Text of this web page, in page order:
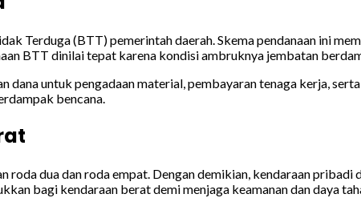
Terduga (BTT) pemerintah daerah. Skema pendanaan ini
BTT dinilai tepat karena kondisi ambruknya jembatan
untuk pengadaan material, pembayaran tenaga kerja,
bencana.
dua dan roda empat. Dengan demikian, kendaraan pribadi
bagi kendaraan berat demi menjaga keamanan dan daya